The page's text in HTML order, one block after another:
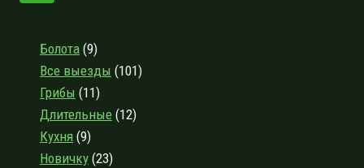
страницам
Болота (9)
Все выезды (101)
Грибы (11)
Длительные (12)
Кухня (9)
Новичку (23)